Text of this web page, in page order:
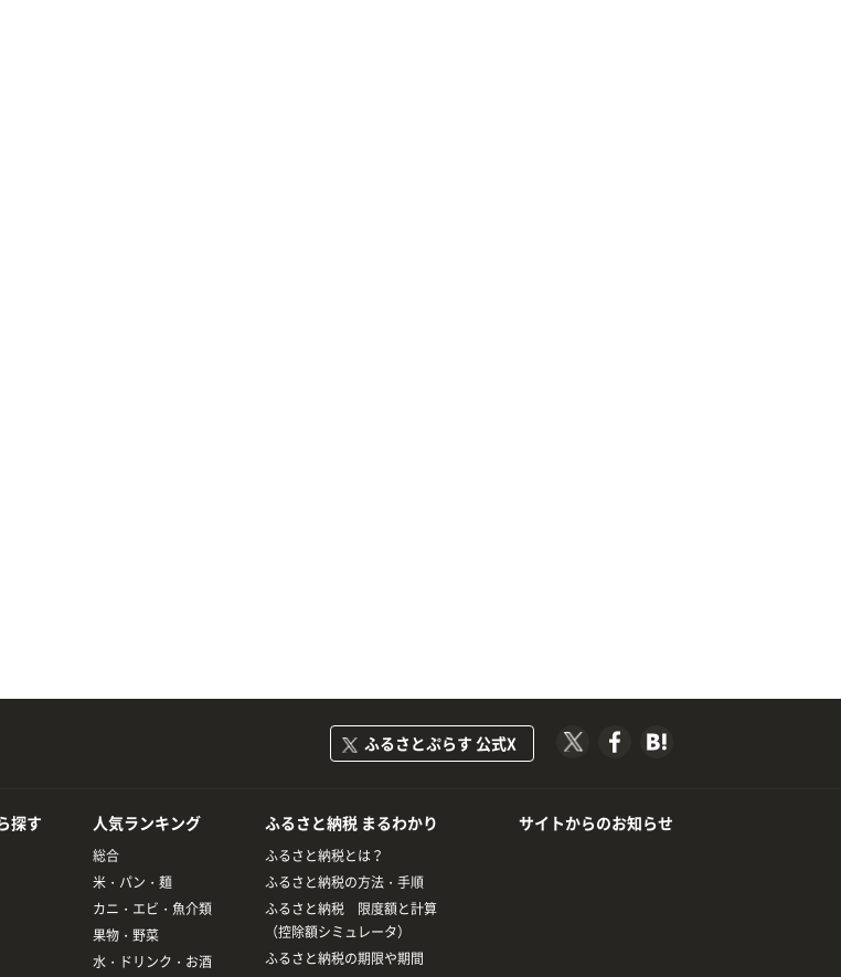
ふるさとぷらす 公式X
探す 人気ランキング
総合
米・パン・麺
カニ・エビ・魚介類
果物・野菜
水・ドリンク・お酒
ふるさと納税 まるわかり
ふるさと納税とは？
ふるさと納税の方法・手順
ふるさと納税 限度額と計算
（控除額シミュレータ）
ふるさと納税の期限や期間
サイトからのお知らせ